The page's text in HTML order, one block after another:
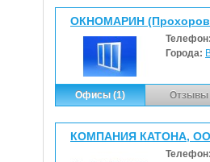
ОКНОМАРИН
Города:
Офисы (1) Отзывы
КОМПАНИЯ КАТОНА,